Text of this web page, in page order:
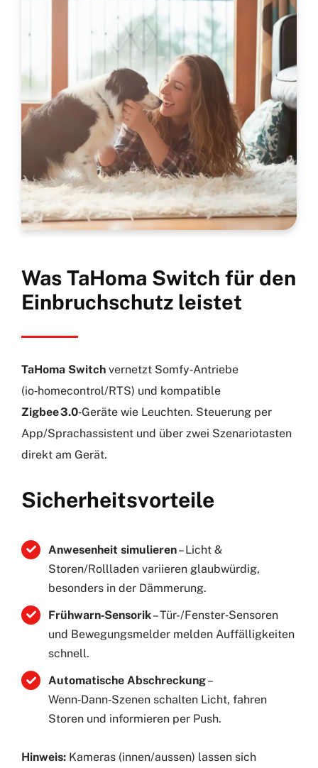
Was TaHoma Switch für den
Einbruchschutz leistet
TaHoma Switchvernetzt Somfy‑Antriebe
(io‑homecontrol/RTS) und kompatible
Zigbee 3.0‑Geräte wie Leuchten. Steuerung per
App/Sprachassistent und über zwei Szenariotasten
direkt am Gerät.
Sicherheitsvorteile
Anwesenheit simulieren– Licht &
Storen/Rollladen variieren glaubwürdig,
besonders in der Dämmerung.
Frühwarn‑Sensorik– Tür-/Fenster‑Sensoren
und Bewegungsmelder melden Auffälligkeiten
schnell.
Automatische Abschreckung–
Wenn‑Dann‑Szenen schalten Licht, fahren
Storen und informieren per Push.
Hinweis:Kameras (innen/aussen) lassen sich